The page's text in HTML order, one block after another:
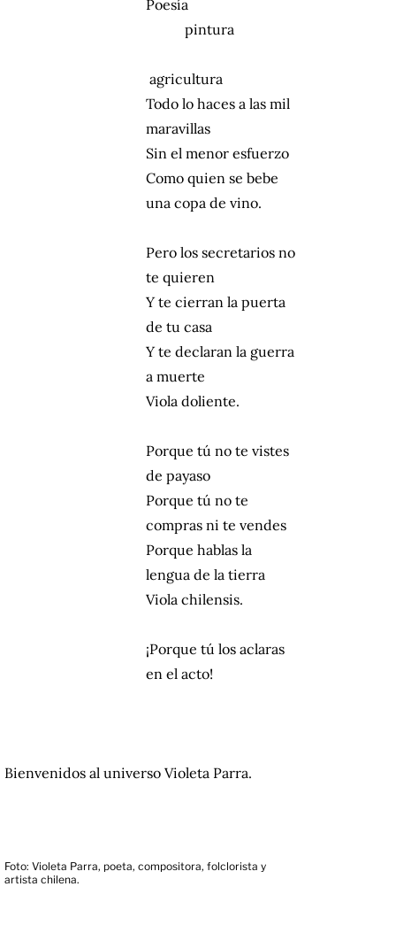
Poesía
pintura
agricultura
Todo lo haces a las mil
maravillas
Sin el menor esfuerzo
Como quien se bebe
una copa de vino.
Pero los secretarios no
te quieren
Y te cierran la puerta
de tu casa
Y te declaran la guerra
a muerte
Viola doliente.
Porque tú no te vistes
de payaso
Porque tú no te
compras ni te vendes
Porque hablas la
lengua de la tierra
Viola chilensis.
¡Porque tú los aclaras
en el acto!
Bienvenidos al universo Violeta Parra.
Foto: Violeta Parra, poeta, compositora, folclorista y
artista chilena.